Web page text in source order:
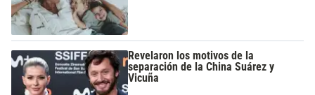
Revelaron los motivos de la
separación de la China Suárez y
Vicuña